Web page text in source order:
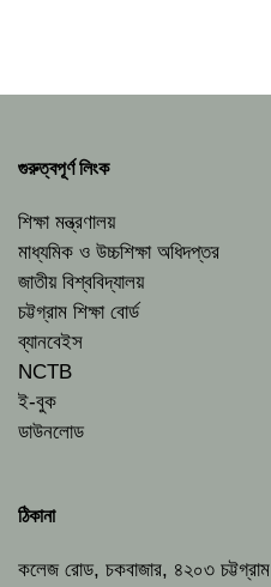
গুরুত্বপূর্ণ লিংক
শিক্ষা মন্ত্রণালয়
মাধ্যমিক ও উচ্চশিক্ষা অধিদপ্তর
জাতীয় বিশ্ববিদ্যালয়
চট্টগ্রাম শিক্ষা বোর্ড
ব্যানবেইস
NCTB
ই-বুক
ডাউনলোড
ঠিকানা
কলেজ রোড, চকবাজার, ৪২০৩ চট্টগ্রাম